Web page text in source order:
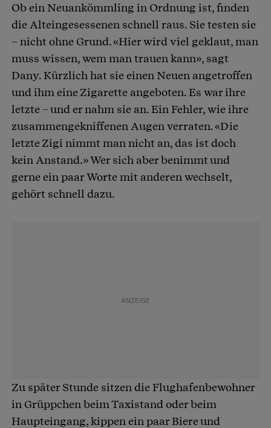
Ob ein Neuankömmling in Ordnung ist, finden
die Alteingesessenen schnell raus. Sie testen sie
– nicht ohne Grund. «Hier wird viel geklaut, man
muss wissen, wem man trauen kann», sagt
Dany. Kürzlich hat sie einen Neuen angetroffen
und ihm eine Zigarette angeboten. Es war ihre
letzte – und er nahm sie an. Ein Fehler, wie ihre
zusammengekniffenen Augen verraten. «Die
letzte Zigi nimmt man nicht an, das ist doch
kein Anstand.» Wer sich aber benimmt und
gerne ein paar Worte mit anderen wechselt,
gehört schnell dazu.
Zu später Stunde sitzen die Flughafenbewohner
in Grüppchen beim Taxistand oder beim
Haupteingang, kippen ein paar Biere und